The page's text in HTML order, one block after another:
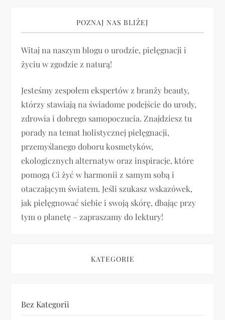
a
c
a
w
p
i
s
u
POZNAJ NAS BLIŻEJ
Witaj na naszym blogu o urodzie, pielęgnacji i
życiu w zgodzie z naturą!
Jesteśmy zespołem ekspertów z branży beauty,
którzy stawiają na świadome podejście do urody,
zdrowia i dobrego samopoczucia. Znajdziesz tu
porady na temat holistycznej pielęgnacji,
przemyślanego doboru kosmetyków,
ekologicznych alternatyw oraz inspiracje, które
pomogą Ci żyć w harmonii z samym sobą i
otaczającym światem. Jeśli szukasz wskazówek,
jak pielęgnować siebie i swoją skórę, dbając przy
tym o planetę – zapraszamy do lektury!
KATEGORIE
Bez Kategorii